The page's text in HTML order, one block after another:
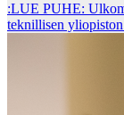
:LUE PUHE:
teknillisen